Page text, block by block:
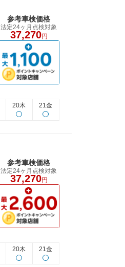
参考車検価格
法定24ヶ月点検対象
37,270円
20木 21金
参考車検価格
法定24ヶ月点検対象
37,270円
20木 21金